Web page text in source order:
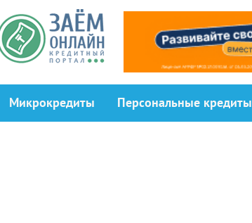
Микрокредиты Персональныe кредиты